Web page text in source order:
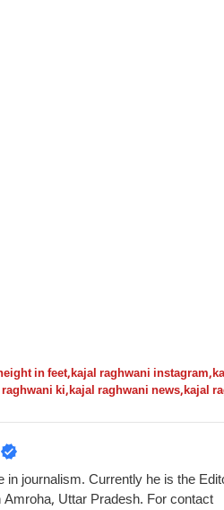
in feet,kajal raghwani instagram,
ki,kajal raghwani news,kajal
in journalism. Currently he is the
Uttar Pradesh. For contact